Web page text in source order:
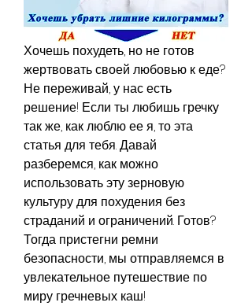
Хочешь похудеть, но не готов
жертвовать своей любовью к еде?
Не переживай, у нас есть
решение! Если ты любишь гречку
так же, как люблю ее я, то эта
статья для тебя. Давай
разберемся, как можно
использовать эту зерновую
культуру для похудения без
страданий и ограничений. Готов?
Тогда пристегни ремни
безопасности, мы отправляемся в
увлекательное путешествие по
миру гречневых каш!